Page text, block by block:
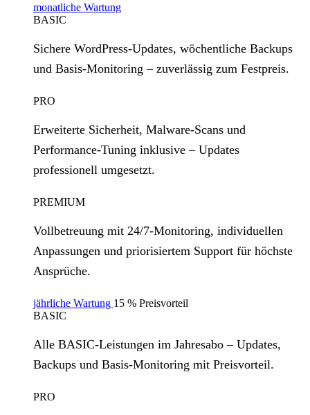
monatliche Wartung
BASIC
Sichere WordPress‑Updates, wöchentliche Backups
und Basis‑Monitoring – zuverlässig zum Festpreis.
PRO
Erweiterte Sicherheit, Malware‑Scans und
Performance‑Tuning inklusive – Updates
professionell umgesetzt.
PREMIUM
Vollbetreuung mit 24/7‑Monitoring, individuellen
Anpassungen und priorisiertem Support für höchste
Ansprüche.
jährliche Wartung 15 % Preisvorteil
BASIC
Alle BASIC‑Leistungen im Jahresabo – Updates,
Backups und Basis‑Monitoring mit Preisvorteil.
PRO